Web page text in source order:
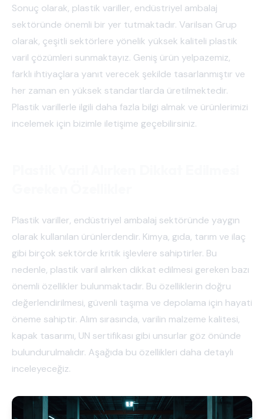
Sonuç olarak, plastik variller, endüstriyel ambalaj
sektöründe önemli bir yer tutmaktadır. Varilsan Grup
olarak, çeşitli sektörlere yönelik yüksek kaliteli plastik
varil çözümleri sunmaktayız. Geniş ürün yelpazemiz,
farklı ihtiyaçlara yanıt verecek şekilde tasarlanmıştır ve
her zaman en yüksek standartlarda üretilmektedir.
Plastik varillerle ilgili daha fazla bilgi almak ve ürünlerimizi
incelemek için bizimle iletişime geçebilirsiniz.
Plastik variller, endüstriyel ambalaj sektöründe yaygın
olarak kullanılan ürünlerdendir. Kimya, gıda, tarım ve ilaç
gibi birçok sektörde kritik işlevlere sahiptirler. Bu
nedenle, plastik varil alırken dikkat edilmesi gereken bazı
önemli özellikler bulunmaktadır. Bu özelliklerin doğru
değerlendirilmesi, güvenli taşıma ve depolama için hayati
öneme sahiptir. Alım sırasında, varilin malzeme kalitesi,
kapak tasarımı, UN sertifikası gibi unsurlar göz önünde
bulundurulmalıdır. Aşağıda bu özellikleri daha detaylı
inceleyeceğiz.